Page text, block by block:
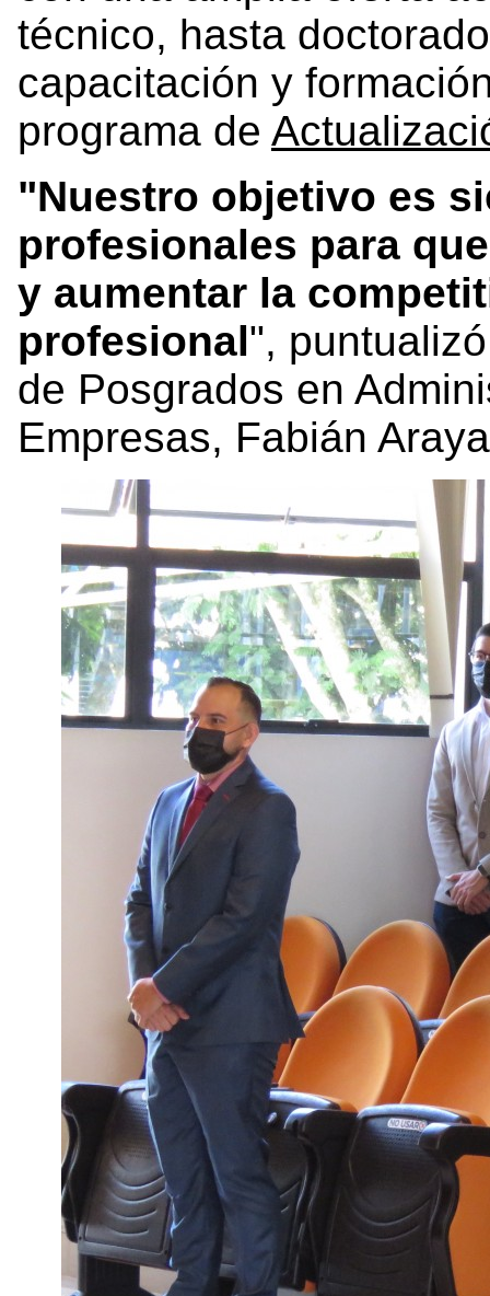
técnico, hasta
capacitación y
programa de
"Nuestro objetivo es
profesionales para
y aumentar la
profesional",
de Posgrados en
Empresas, Fabián